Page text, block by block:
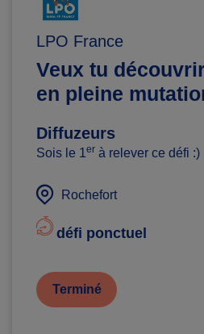
LPO France
Veux tu
en pleine
Diffuzeurs
Sois le 1er à relever ce défi :)
Rochefort
défi ponctuel
Terminé